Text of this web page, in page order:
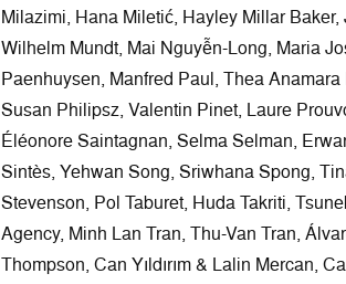
Milazimi, Hana Miletić, Hayley Millar
Wilhelm Mundt, Mai Nguyễn-Long, Maria
Paenhuysen, Manfred Paul, Thea
Susan Philipsz, Valentin Pinet, Laure
Éléonore Saintagnan, Selma Selman,
Sintès, Yehwan Song, Sriwhana Spong,
Stevenson, Pol Taburet, Huda Takriti,
Agency, Minh Lan Tran, Thu-Van Tran,
Thompson, Can Yıldırım & Lalin Mercan,